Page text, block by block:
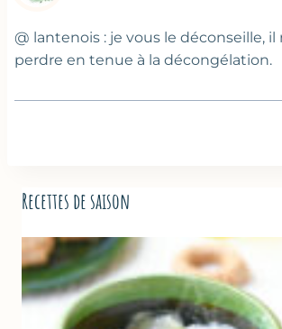
@ lantenois : je vous le déconseille, il
perdre en tenue à la décongélation.
Recettes de saison